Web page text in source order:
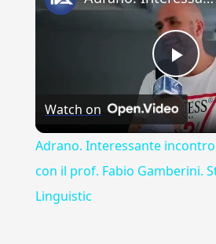
Play
Watch on
Adrano. Interessante incontro
con il prof. Fabio Gamberini.
Linguistic